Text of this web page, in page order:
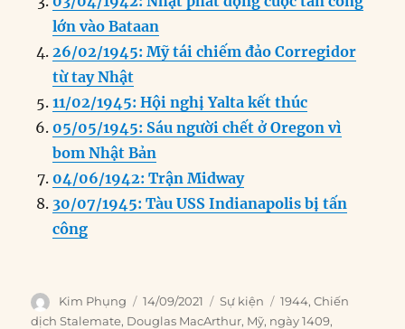
k
lớn vào Bataan
26/02/1945: Mỹ tái chiếm đảo Corregidor
từ tay Nhật
11/02/1945: Hội nghị Yalta kết thúc
05/05/1945: Sáu người chết ở Oregon vì
bom Nhật Bản
04/06/1942: Trận Midway
30/07/1945: Tàu USS Indianapolis bị tấn
công
Author
Kim Phụng
Posted
on
14/09/2021 Categories
Sự kiện Tags
1944,Chiến
dịch Stalemate, Douglas MacArthur, Mỹ, ngày 1409,